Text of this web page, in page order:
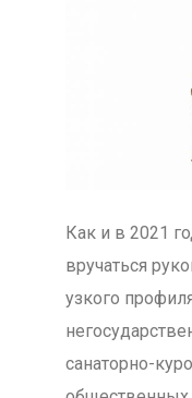
Как и в 2021
вручаться
узкого
санаторно-